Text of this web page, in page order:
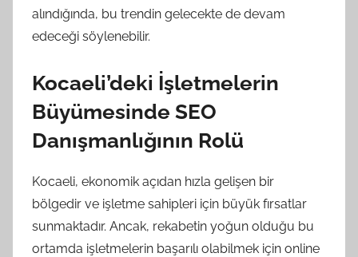
alındığında, bu trendin gelecekte de devam
edeceği söylenebilir.
Kocaeli’deki İşletmelerin
Büyümesinde SEO
Danışmanlığının Rolü
Kocaeli, ekonomik açıdan hızla gelişen bir
bölgedir ve işletme sahipleri için büyük fırsatlar
sunmaktadır. Ancak, rekabetin yoğun olduğu bu
ortamda işletmelerin başarılı olabilmek için online